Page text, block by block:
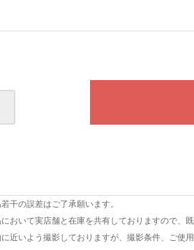
干の誤差はご了承願います。
おいて実店舗と在庫を共有しておりますので、
に近いよう撮影しておりますが、撮影条件、ご使